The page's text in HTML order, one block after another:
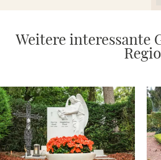
Weitere interessante